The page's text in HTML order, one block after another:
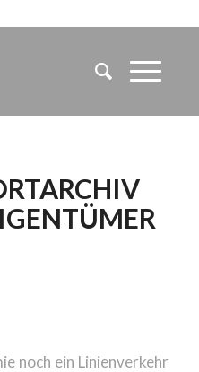
noch ein Linienverkehr